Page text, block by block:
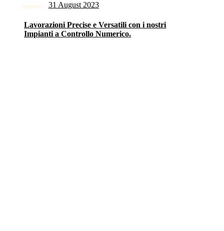
31 August 2023
Lavorazioni Precise e Versatili con i nostri
Impianti a Controllo Numerico.